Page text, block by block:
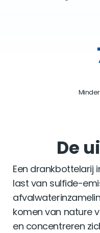
De
Een drankbottelarij
last van sulfide-
komen van nature
en concentreren